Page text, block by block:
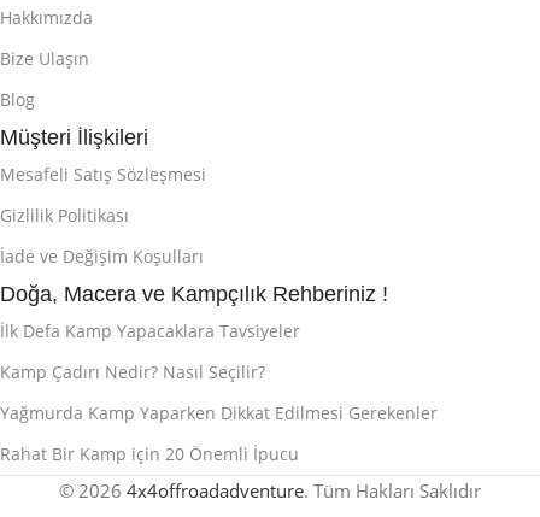
Hakkımızda
Bize Ulaşın
Blog
Müşteri İlişkileri
Mesafeli Satış Sözleşmesi
Gizlilik Politikası
İade ve Değişim Koşulları
Doğa, Macera ve Kampçılık Rehberiniz !
İlk Defa Kamp Yapacaklara Tavsiyeler
Kamp Çadırı Nedir? Nasıl Seçilir?
Yağmurda Kamp Yaparken Dikkat Edilmesi Gerekenler
Rahat Bir Kamp için 20 Önemli İpucu
© 2026 4x4offroadadventure. Tüm Hakları Saklıdır